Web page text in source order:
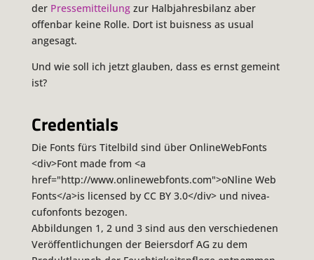
der Pressemitteilung zur Halbjahresbilanz aber
offenbar keine Rolle. Dort ist buisness as usual
angesagt.
Und wie soll ich jetzt glauben, dass es ernst gemeint
ist?
Credentials
Die Fonts fürs Titelbild sind über OnlineWebFonts
<div>Font made from <a
href="http://www.onlinewebfonts.com">oNline Web
Fonts</a>is licensed by CC BY 3.0</div> und nivea-
cufonfonts bezogen.
Abbildungen 1, 2 und 3 sind aus den verschiedenen
Veröffentlichungen der Beiersdorf AG zu dem